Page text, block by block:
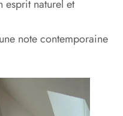
esprit naturel et
note contemporaine